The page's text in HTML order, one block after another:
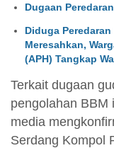
Dugaan
Diduga
Meresahkan,
(APH) Tangkap
Terkait dugaan
pengolahan BBM
media
Serdang Kompol